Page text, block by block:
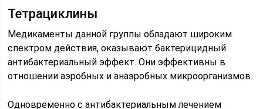
Тетрациклины
Медикаменты данной группы обладают широким
спектром действия, оказывают бактерицидный
антибактериальный эффект. Они эффективны в
отношении аэробных и анаэробных микроорганизмов.
Одновременно с антибактериальным лечением